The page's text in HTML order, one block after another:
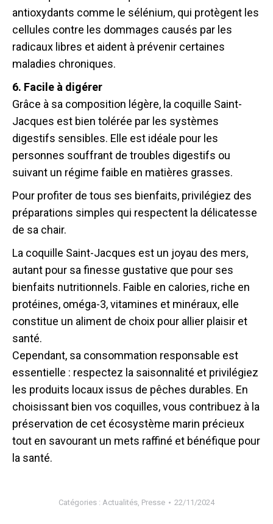
antioxydants comme le sélénium, qui protègent les
cellules contre les dommages causés par les
radicaux libres et aident à prévenir certaines
maladies chroniques.
6. Facile à digérer
Grâce à sa composition légère, la coquille Saint-
Jacques est bien tolérée par les systèmes
digestifs sensibles. Elle est idéale pour les
personnes souffrant de troubles digestifs ou
suivant un régime faible en matières grasses.
Pour profiter de tous ses bienfaits, privilégiez des
préparations simples qui respectent la délicatesse
de sa chair.
La coquille Saint-Jacques est un joyau des mers,
autant pour sa finesse gustative que pour ses
bienfaits nutritionnels. Faible en calories, riche en
protéines, oméga-3, vitamines et minéraux, elle
constitue un aliment de choix pour allier plaisir et
santé.
Cependant, sa consommation responsable est
essentielle : respectez la saisonnalité et privilégiez
les produits locaux issus de pêches durables. En
choisissant bien vos coquilles, vous contribuez à la
préservation de cet écosystème marin précieux
tout en savourant un mets raffiné et bénéfique pour
la santé.
Catégories : Actualités, Presse 22/11/2024